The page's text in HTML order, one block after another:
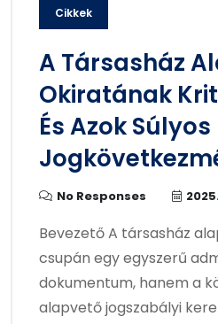
Cikkek
A Társasház
Okiratának
És Azok Súlyos
No Responses
Bevezető A társasház
csupán egy egyszerű
dokumentum, hanem a
alapvető jogszabályi